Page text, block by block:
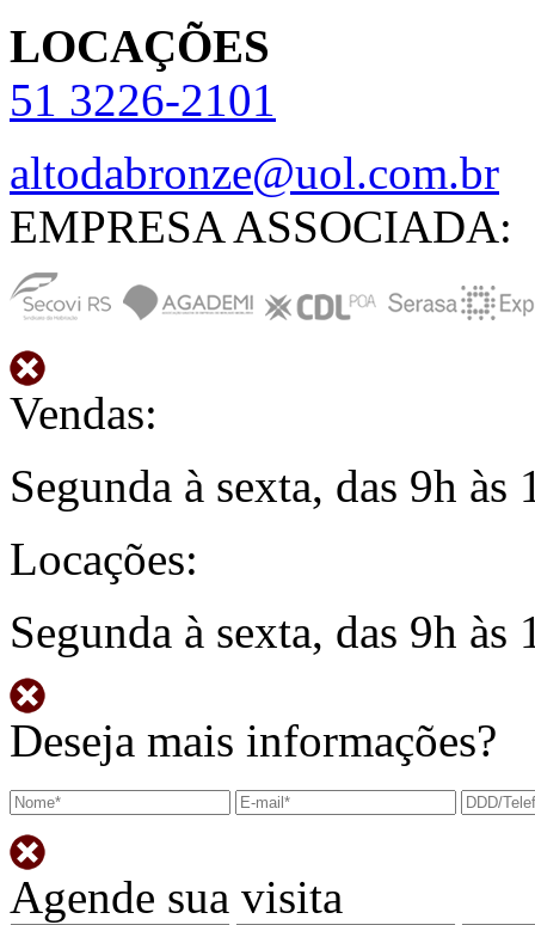
LOCAÇÕES
51 3226-2101
altodabronze@uol.com.br
EMPRESA ASSOCIADA:
Vendas:
Segunda à sexta, das 9h
Locações:
Segunda à sexta, das 9h
Deseja mais informações?
Agende sua visita